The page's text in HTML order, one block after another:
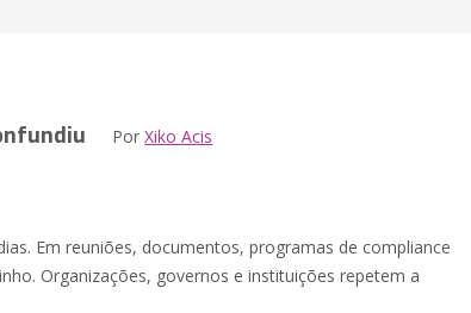
PorXiko Acis
Em reuniões, documentos, programas de compliance
Organizações, governos e instituições repetem a